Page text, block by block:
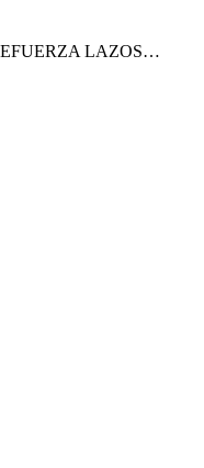
LAZOS…